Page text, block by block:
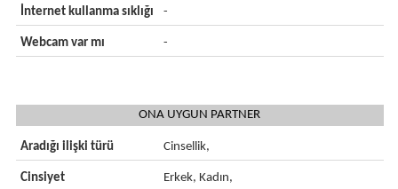
İnternet kullanma sıklığı -
Webcam var mı -
ONA UYGUN PARTNER
Aradığı ilişki türü Cinsellik,
Cinsiyet Erkek, Kadın,